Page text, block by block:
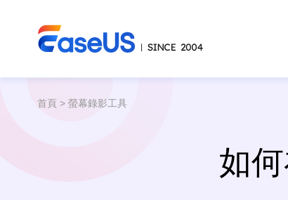
首頁 >螢幕錄影工具
如